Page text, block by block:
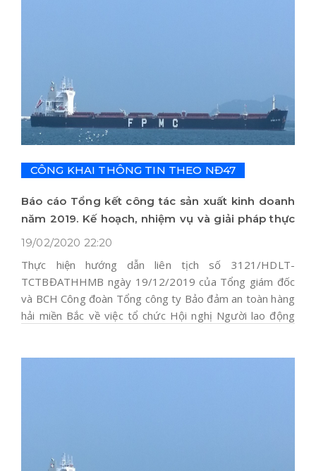
CÔNG KHAI THÔNG TIN THEO NĐ47
Báo cáo Tổng kết công tác sản xuất kinh doanh
năm 2019. Kế hoạch, nhiệm vụ và giải pháp thực
hiện năm 2020
19/02/2020 22:20
Thực hiện hướng dẫn liên tịch số 3121/HDLT-
TCTBĐATHHMB ngày 19/12/2019 của Tổng giám đốc
và BCH Công đoàn Tổng công ty Bảo đảm an toàn hàng
hải miền Bắc về việc tổ chức Hội nghị Người lao động